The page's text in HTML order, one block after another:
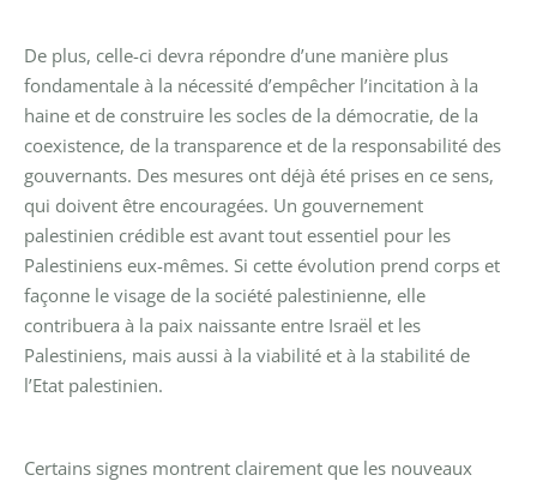
De plus, celle-ci devra répondre d’une manière plus
fondamentale à la nécessité d’empêcher l’incitation à la
haine et de construire les socles de la démocratie, de la
coexistence, de la transparence et de la responsabilité des
gouvernants. Des mesures ont déjà été prises en ce sens,
qui doivent être encouragées. Un gouvernement
palestinien crédible est avant tout essentiel pour les
Palestiniens eux-mêmes. Si cette évolution prend corps et
façonne le visage de la société palestinienne, elle
contribuera à la paix naissante entre Israël et les
Palestiniens, mais aussi à la viabilité et à la stabilité de
l’Etat palestinien.
Certains signes montrent clairement que les nouveaux